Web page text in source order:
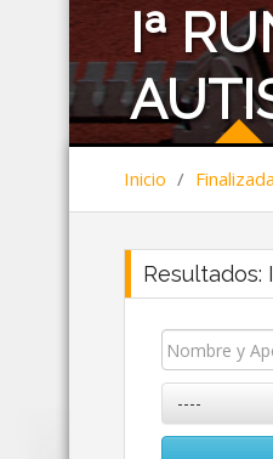
Iª
Inicio /
Resultados:
----